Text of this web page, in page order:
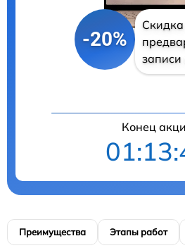
-20%
записи
Конец
Преимущества Этапы работ